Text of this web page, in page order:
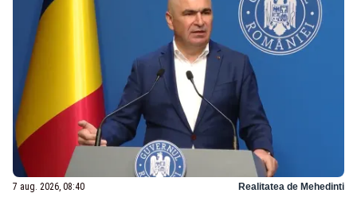
7 aug. 2026, 08:40 Realitatea de Mehedinti